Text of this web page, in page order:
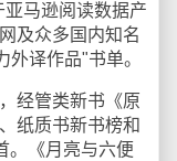
马逊阅读数据产
及众多国内知名
外译作品"书单。
经管类新书《原
纸质书新书榜和
。《月亮与六便